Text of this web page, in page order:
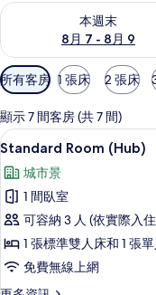
本週末
8月 7 - 8月 9
查看本週末 (8月 7 - 8月
可
用
的
客
房
篩
選
條
所有客房 1 張床 2 張床
顯示 7 間客房 (共 7 間)
顯
示
Standard
Room
(Hub)
的
所
6
Standard Room (Hub)
城市景
1 間臥室
可容納 3 人 (依實際入
1 張標準雙人床和 1 張
免費無線上網